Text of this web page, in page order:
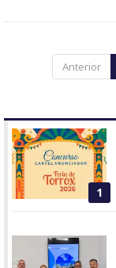
Anterior
1